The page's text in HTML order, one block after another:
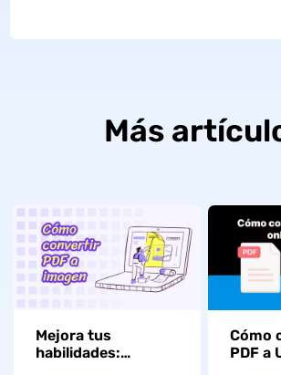
Más
Mejora tus
habilidades:
Cómo
PDF a